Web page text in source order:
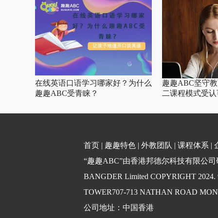
在线英语口语学习哪家好？为什么
趣趣ABC受青睐？
趣趣ABC坚守
二课程模式受
首页 | 趣趣特色 | 外教团队 | 课程体系 |
“趣趣ABC”由香港邦德尔科技有限公
BANGDER Limited COPYRIGHT
TOWER707-713 NATHAN ROAD
公司地址：中国香港